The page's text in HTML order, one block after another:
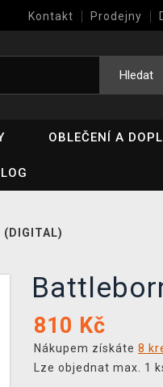
Kontakt Prodejny
Hledat
OBLEČENÍ A
810 Kč
Nákupem získáte 8
Lze objednat max. 1